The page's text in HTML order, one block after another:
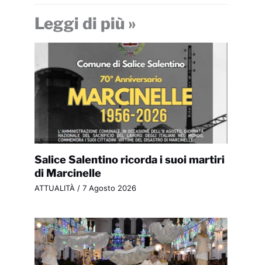
Leggi di più »
Salice Salentino ricorda i suoi martiri
di Marcinelle
ATTUALITÀ/ 7 Agosto 2026